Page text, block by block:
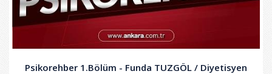
Psikorehber 1.Bölüm - Funda TUZGÖL / Diyetisyen